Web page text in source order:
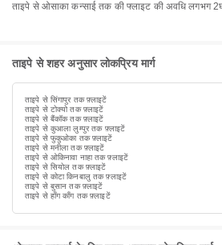
ताइपे से ओसाका कन्साई तक की फ्लाइट की अवधि लगभग
ताइपे से शहर अनुसार लोकप्रिय मार्ग
ताइपे से सिंगापुर तक फ़्लाइटें
ताइपे से टोक्यो तक फ़्लाइटें
ताइपे से बैंकॉक तक फ़्लाइटें
ताइपे से कुआला लुम्पुर तक फ़्लाइटें
ताइपे से फुकुओका तक फ़्लाइटें
ताइपे से मनीला तक फ़्लाइटें
ताइपे से ओकिनावा नाहा तक फ़्लाइटें
ताइपे से सियोल तक फ़्लाइटें
ताइपे से कोटा किनबालु तक फ़्लाइटें
ताइपे से बुसान तक फ़्लाइटें
ताइपे से हाँग काँग तक फ़्लाइटें